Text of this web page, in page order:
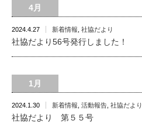
4月
2024.4.27 新着情報 社協だより
社協だより56号発行しました！
1月
2024.1.30 新着情報 活動報告 社協だより
社協だより 第５５号